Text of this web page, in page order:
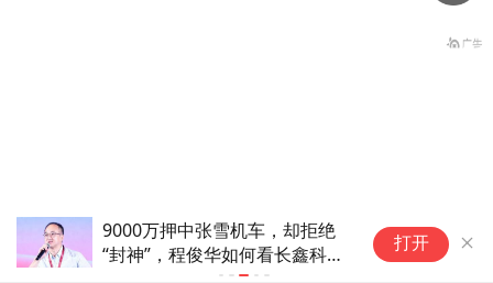
9000万押中张雪机车，却拒绝
“封神”，程俊华如何看长鑫科
打开
特朗普学签新政阴影下，中